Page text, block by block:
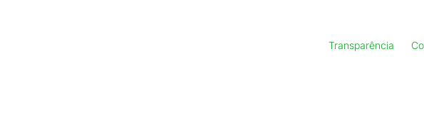
Transparência